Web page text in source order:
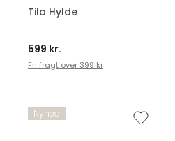
Tilo Hylde
599 kr.
Fri fragt over 399 kr
Nyhed